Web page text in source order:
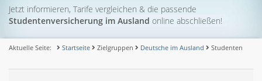
Jetzt informieren, Tarife vergleichen & die passende
Studentenversicherung im Ausland online abschließen!
Aktuelle Seite: Startseite Zielgruppen Deutsche im Ausland Studenten